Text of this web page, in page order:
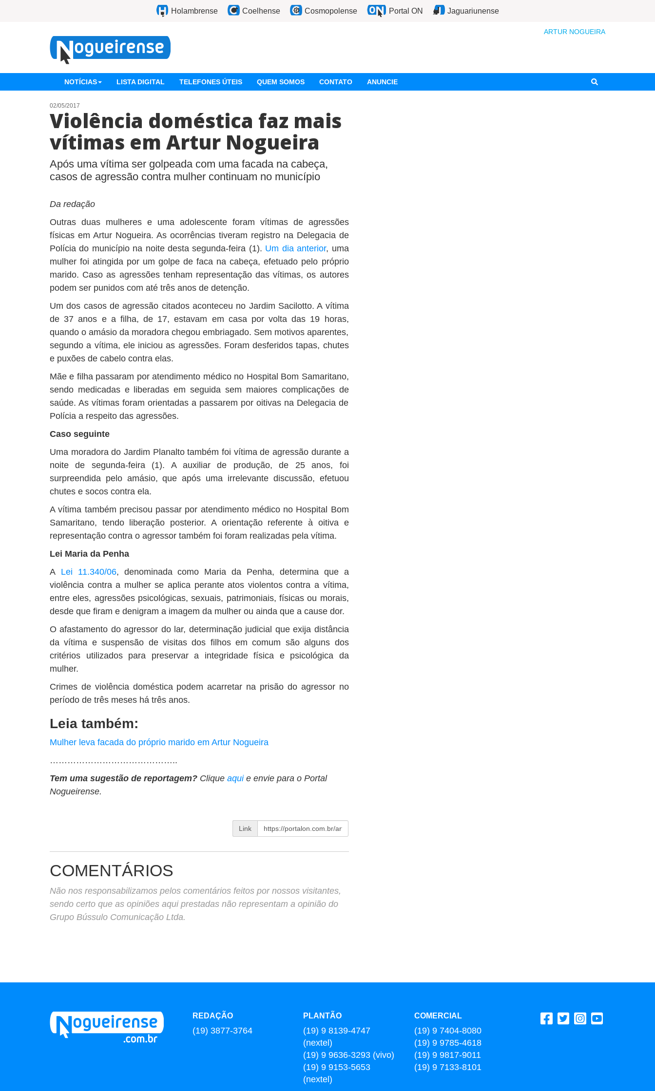
Holambrense Coelhense Cosmopolense Portal ON Jaguariunense
ARTUR NOGUEIRA
NOTÍCIAS LISTA DIGITAL TELEFONES ÚTEIS QUEM SOMOS CONTATO ANUNCIE
02/05/2017
Violência doméstica faz mais
vítimas em Artur Nogueira
Após uma vítima ser golpeada com uma facada na cabeça,
casos de agressão contra mulher continuam no município
Da redação
Outras duas mulheres e uma adolescente foram vítimas de agressões
físicas em Artur Nogueira. As ocorrências tiveram registro na Delegacia de
Polícia do município na noite desta segunda-feira (1). Um dia anterior, uma
mulher foi atingida por um golpe de faca na cabeça, efetuado pelo próprio
marido. Caso as agressões tenham representação das vítimas, os autores
podem ser punidos com até três anos de detenção.
Um dos casos de agressão citados aconteceu no Jardim Sacilotto. A vítima
de 37 anos e a filha, de 17, estavam em casa por volta das 19 horas,
quando o amásio da moradora chegou embriagado. Sem motivos aparentes,
segundo a vítima, ele iniciou as agressões. Foram desferidos tapas, chutes
e puxões de cabelo contra elas.
Mãe e filha passaram por atendimento médico no Hospital Bom Samaritano,
sendo medicadas e liberadas em seguida sem maiores complicações de
saúde. As vítimas foram orientadas a passarem por oitivas na Delegacia de
Polícia a respeito das agressões.
Caso seguinte
Uma moradora do Jardim Planalto também foi vítima de agressão durante a
noite de segunda-feira (1). A auxiliar de produção, de 25 anos, foi
surpreendida pelo amásio, que após uma irrelevante discussão, efetuou
chutes e socos contra ela.
A vítima também precisou passar por atendimento médico no Hospital Bom
Samaritano, tendo liberação posterior. A orientação referente à oitiva e
representação contra o agressor também foi foram realizadas pela vítima.
Lei Maria da Penha
A Lei 11.340/06, denominada como Maria da Penha, determina que a
violência contra a mulher se aplica perante atos violentos contra a vítima,
entre eles, agressões psicológicas, sexuais, patrimoniais, físicas ou morais,
desde que firam e denigram a imagem da mulher ou ainda que a cause dor.
O afastamento do agressor do lar, determinação judicial que exija distância
da vítima e suspensão de visitas dos filhos em comum são alguns dos
critérios utilizados para preservar a integridade física e psicológica da
mulher.
Crimes de violência doméstica podem acarretar na prisão do agressor no
período de três meses há três anos.
Leia também:
Mulher leva facada do próprio marido em Artur Nogueira
……………………………………..
Tem uma sugestão de reportagem? Clique aqui e envie para o Portal
Nogueirense.
Link
COMENTÁRIOS
Não nos responsabilizamos pelos comentários feitos por nossos visitantes,
sendo certo que as opiniões aqui prestadas não representam a opinião do
Grupo Bússulo Comunicação Ltda.
REDAÇÃO
(19) 3877-3764
PLANTÃO
(19) 9 8139-4747
(nextel)
(19) 9 9636-3293 (vivo)
(19) 9 9153-5653
(nextel)
COMERCIAL
(19) 9 7404-8080
(19) 9 9785-4618
(19) 9 9817-9011
(19) 9 7133-8101